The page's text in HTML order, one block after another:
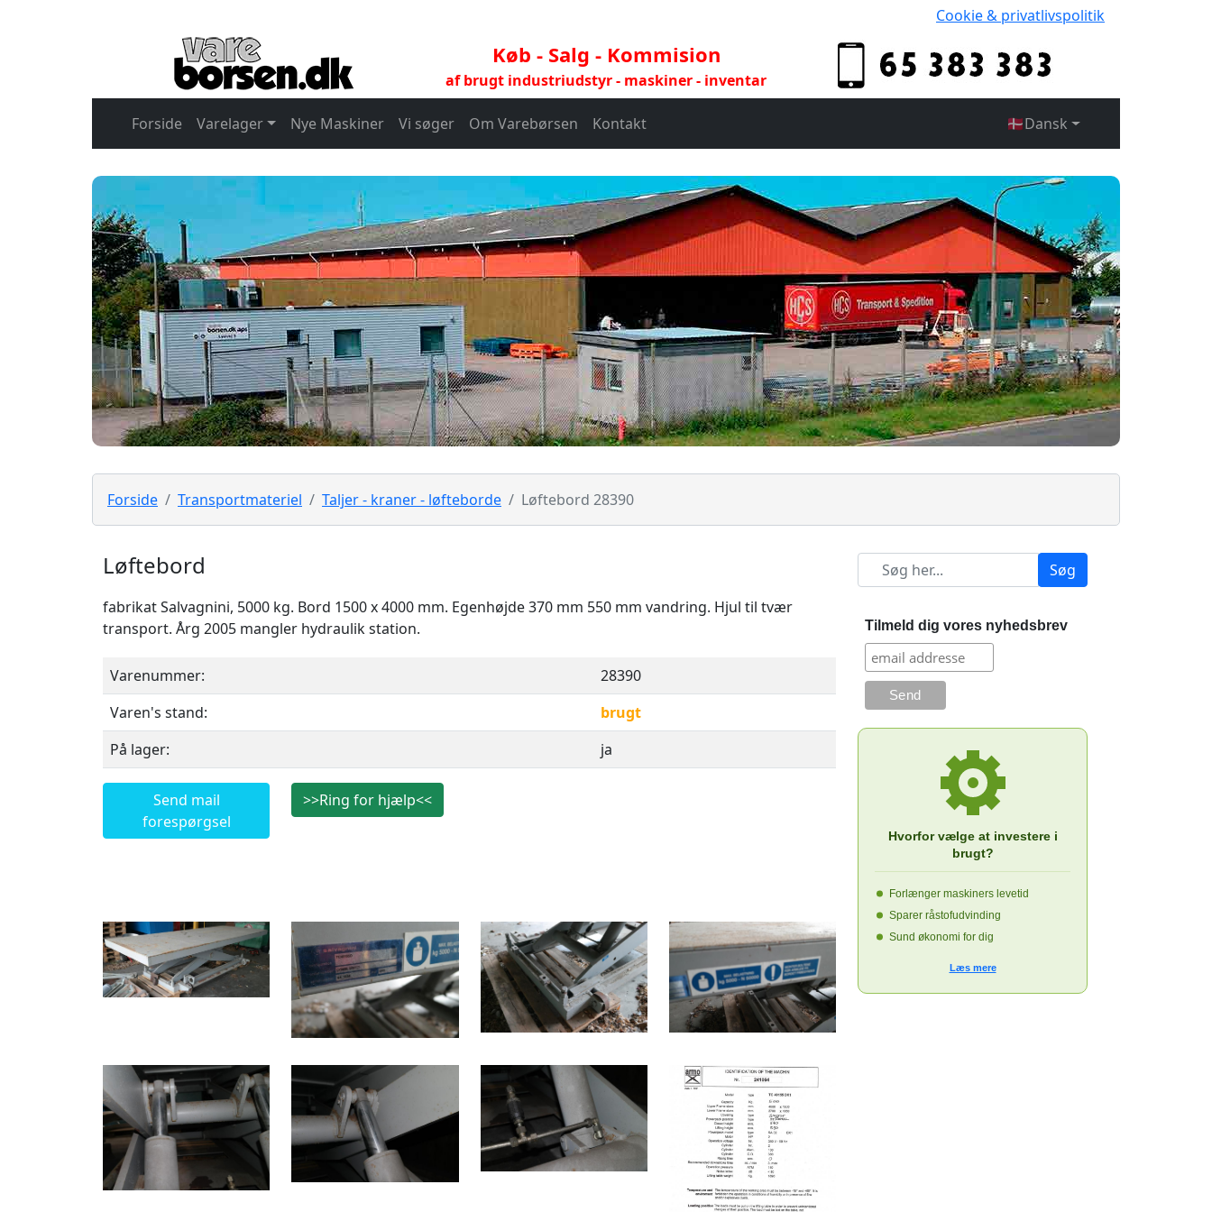
Cookie & privatlivspolitik
Køb - Salg - Kommision
af brugt industriudstyr - maskiner - inventar
Forside Varelager Nye Maskiner Vi søger Om Varebørsen Kontakt 🇩🇰Dansk
Forside Transportmateriel Taljer - kraner - løfteborde Løftebord 28390
Løftebord
fabrikat Salvagnini, 5000 kg. Bord 1500 x 4000 mm. Egenhøjde 370 mm 550 mm vandring. Hjul til tvær
transport. Årg 2005 mangler hydraulik station.
Varenummer:
28390
Varen's stand:
brugt
På lager:
ja
Send mail
forespørgsel
>>Ring for hjælp<<
Søg
Tilmeld dig vores nyhedsbrev
Hvorfor vælge at investere i
brugt?
Forlænger maskiners levetid
Sparer råstofudvinding
Sund økonomi for dig
Læs mere